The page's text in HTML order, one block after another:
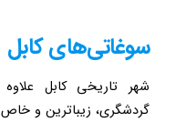
سوغاتی‌های کابل
شهر تاریخی کابل
گردشگری، زیباترین و